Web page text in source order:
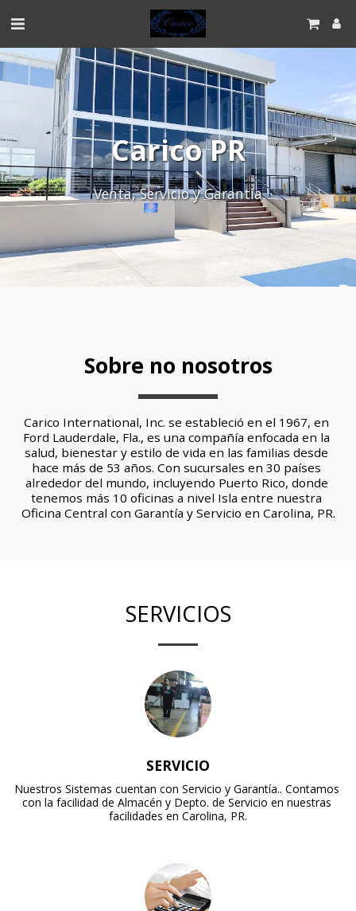
Carico PR
Venta, Servicio y Garantía
Sobre no nosotros
Carico International, Inc. se estableció en el 1967, en
Ford Lauderdale, Fla., es una compañía enfocada en la
salud, bienestar y estilo de vida en las familias desde
hace más de 53 años. Con sucursales en 30 países
alrededor del mundo, incluyendo Puerto Rico, donde
tenemos más 10 oficinas a nivel Isla entre nuestra
Oficina Central con Garantía y Servicio en Carolina, PR.
SERVICIOS
SERVICIO
Nuestros Sistemas cuentan con Servicio y Garantía.. Contamos
con la facilidad de Almacén y Depto. de Servicio en nuestras
facilidades en Carolina, PR.